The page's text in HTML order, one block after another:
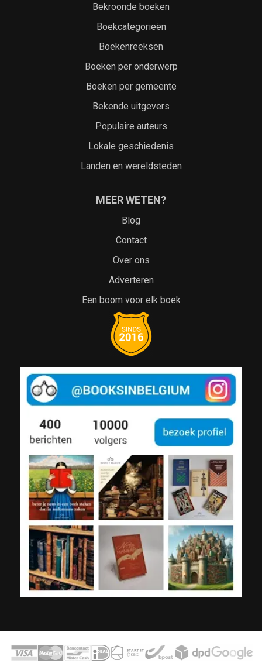
Bekroonde boeken
Boekcategorieën
Boekenreeksen
Boeken per onderwerp
Boeken per gemeente
Bekende uitgevers
Populaire auteurs
Lokale geschiedenis
Landen en wereldsteden
MEER WETEN?
Blog
Contact
Over ons
Adverteren
Een boom voor elk boek